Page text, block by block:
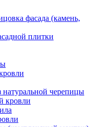
фасада (камень,
плитки
черепицы
кровли